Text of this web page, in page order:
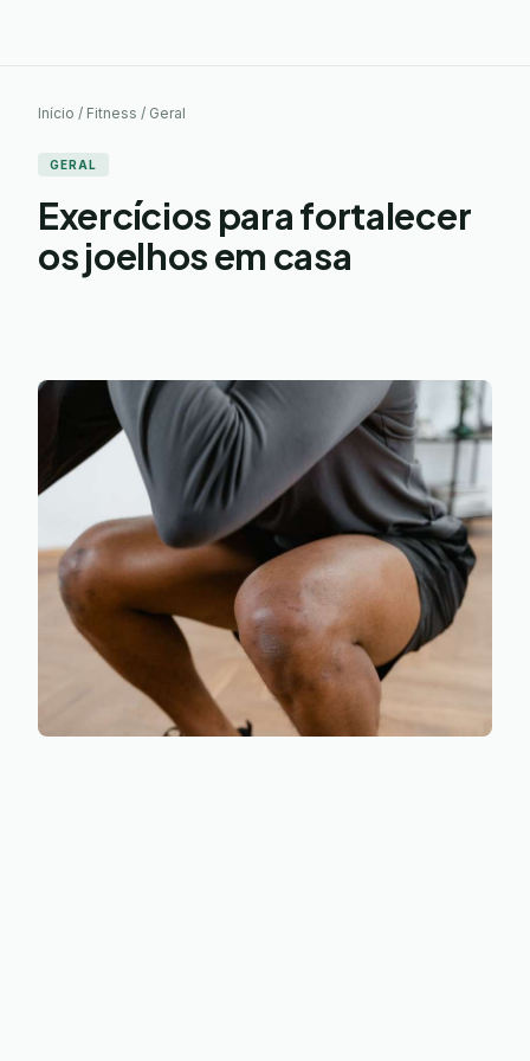
Início / Fitness / Geral
GERAL
Exercícios para fortalecer
os joelhos em casa